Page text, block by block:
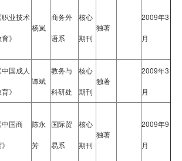
职业技术
》
杨岚
商务外
语系
核心
期刊
独著
2009年3
月
中国成人
》
谭斌
教务与
科研处
核心
期刊
独著
2009年3
月
中国商 陈永
芳
国际贸
易系
核心
期刊
独著
2009年9
月